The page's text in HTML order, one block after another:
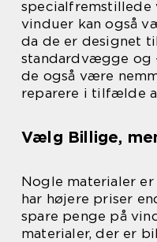
specialfremstillede
vinduer kan også
da de er designet
standardvægge og
de også være
reparere i tilfælde
Vælg Billige,
Nogle materialer
har højere priser
spare penge på
materialer, der er